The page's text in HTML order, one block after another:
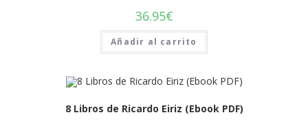
36.95€
Añadir al carrito
8 Libros de Ricardo Eiriz (Ebook PDF)